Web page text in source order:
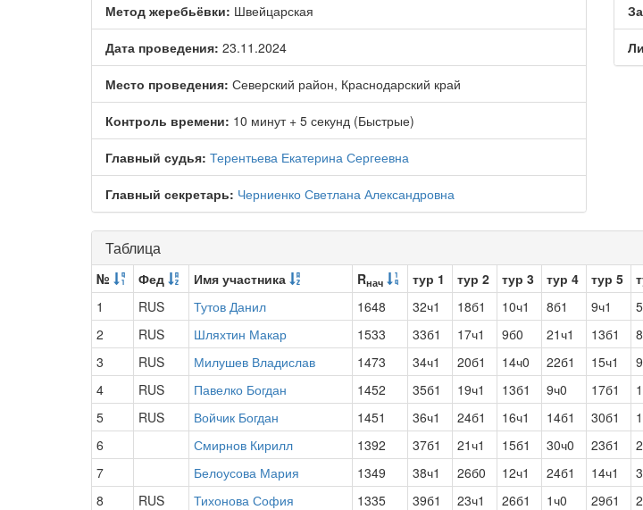
Метод жеребьёвки: Швейцарская
Дата проведения: 23.11.2024
Место проведения: Северский район, Краснодарский край
Контроль времени: 10 минут + 5 секунд (Быстрые)
Главный судья: Терентьева Екатерина Сергеевна
Главный секретарь: Черниенко Светлана Александровна
Таблица
№ Фед Имя участника Rнач тур 1 тур 2 тур 3 тур 4 тур 5
1
RUS Тутов Данил 1648 32ч1 18б1 10ч1 8б1 9ч1
2
RUS Шляхтин Макар 1533 33б1 17ч1 9б0 21ч1 13б1
3
RUS Милушев Владислав 1473 34ч1 20б1 14ч0 22б1 15ч1
4
RUS Павелко Богдан 1452 35б1 19ч1 13б1 9ч0 17б1
5
RUS Войчик Богдан 1451 36ч1 24б1 16ч1 14б1 30б1
6
Смирнов Кирилл 1392 37б1 21ч1 15б1 30ч0 23б1
7
Белоусова Мария 1349 38ч1 26б0 12ч1 24б1 14ч1
8
RUS Тихонова София 1335 39б1 23ч1 26б1 1ч0 29б1